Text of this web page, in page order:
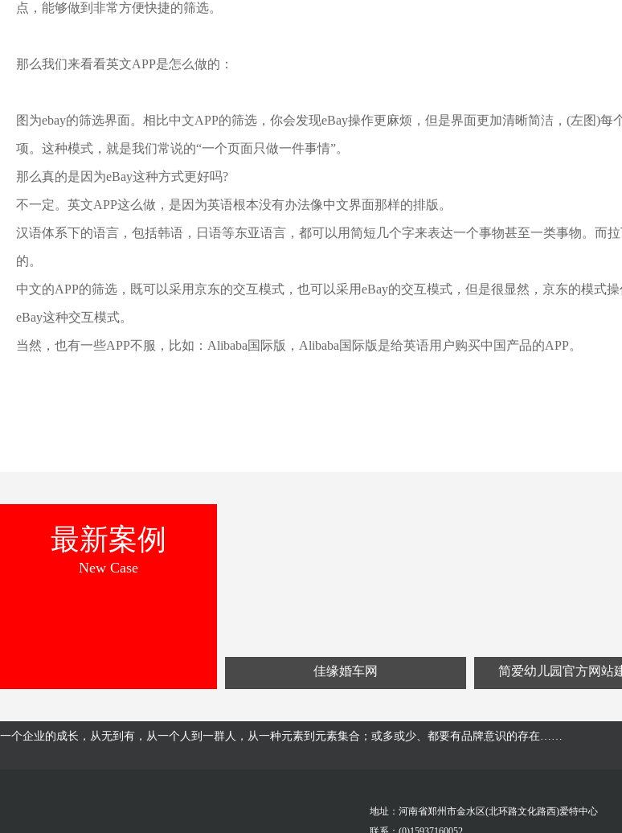
点，能够做到非常方便快捷的筛选。
那么我们来看看英文APP是怎么做的：
图为ebay的筛选界面。相比中文APP的筛选，你会发现eBay操作更麻烦，但是界面更加清晰简洁，(左图)
项。这种模式，就是我们常说的“一个页面只做一件事情”。
那么真的是因为eBay这种方式更好吗?
不一定。英文APP这么做，是因为英语根本没有办法像中文界面那样的排版。
汉语体系下的语言，包括韩语，日语等东亚语言，都可以用简短几个字来表达一个事物甚至一类事物。而
的。
中文的APP的筛选，既可以采用京东的交互模式，也可以采用eBay的交互模式，但是很显然，京东的模式
eBay这种交互模式。
当然，也有一些APP不服，比如：Alibaba国际版，Alibaba国际版是给英语用户购买中国产品的APP。
最新案例
New Case
佳缘婚车网 简爱幼儿园官方网站
一个企业的成长，从无到有，从一个人到一群人，从一种元素到元素集合；或多或少、都要有品牌意识的存在……
地址：河南省郑州市金水区(北环路文化路西)爱特中心